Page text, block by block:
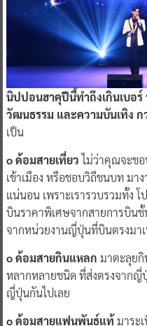
นิปปอนฮาคุปีนี้ทำถึงเกินเบอร์
วัฒนธรรม และความบันเทิง ก
เป็น
o ด้อมสายเที่ยวไม่ว่าคุณจะชอ
เข้าเมือง หรือชอบวิถีชนบท มา
แน่นอน เพราะเรารวบรวมทั้ง
บินราคาพิเศษจากสายการบิน
จากหน่วยงานญี่ปุ่นที่บินตรงมา
o ด้อมสายกินแหลก มาตะลุยกิ
หลากหลายชนิด ที่ส่งตรงจากญี่
ญี่ปุ่นกันไปเลย
o ด้อมสายแฟนพันธุ์แท้ มาระ